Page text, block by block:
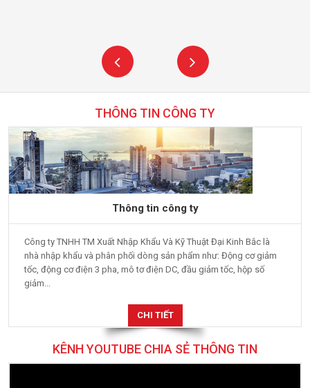
THÔNG TIN CÔNG TY
Thông tin công ty
Công ty TNHH TM Xuất Nhập Khẩu Và Kỹ Thuật Đại Kinh Bắc là
nhà nhập khẩu và phân phối dòng sản phẩm như: Động cơ giảm
tốc, động cơ điện 3 pha, mô tơ điện DC, đầu giảm tốc, hộp số
giảm...
CHI TIẾT
KÊNH YOUTUBE CHIA SẺ THÔNG TIN